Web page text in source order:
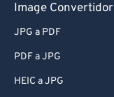
Image Convertidor
JPG a PDF
PDF a JPG
HEIC a JPG